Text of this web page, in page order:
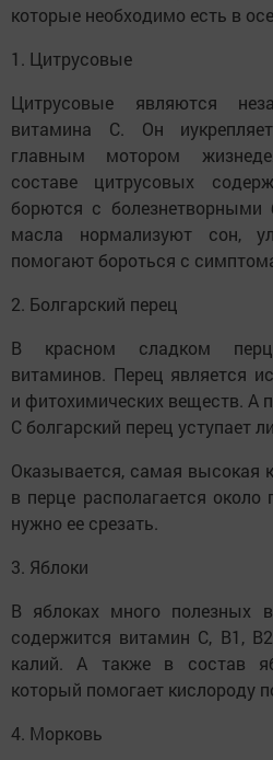
которые необходимо есть в
1. Цитрусовые
Цитрусовые являются
витамина С. Он
главным мотором
составе цитрусовых
борются с
масла нормализуют сон,
помогают бороться с
2. Болгарский перец
В красном сладком
витаминов. Перец является
и фитохимических веществ. А
С болгарский перец уступает
Оказывается, самая высокая
в перце располагается
нужно ее срезать.
3. Яблоки
В яблоках много полезных
содержится витамин С, В1,
калий. А также в состав
который помогает кислороду
4. Морковь